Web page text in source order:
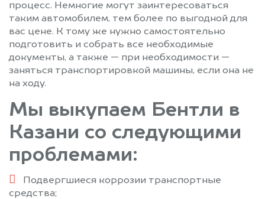
процесс. Немногие могут заинтересоваться
таким автомобилем, тем более по выгодной для
вас цене. К тому же нужно самостоятельно
подготовить и собрать все необходимые
документы, а также — при необходимости —
заняться транспортировкой машины, если она не
на ходу.
Мы выкупаем Бентли в
Казани со следующими
проблемами:
Подвергшиеся коррозии транспортные
средства;